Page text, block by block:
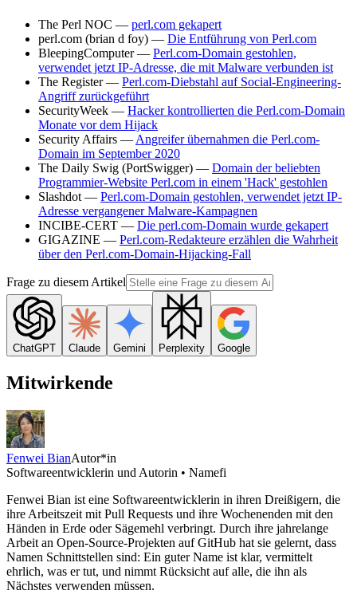
The Perl NOC — perl.com gekapert
perl.com (brian d foy) — Die Entführung von Perl.com
BleepingComputer — Perl.com-Domain gestohlen,
verwendet jetzt IP-Adresse, die mit Malware verbunden ist
The Register — Perl.com-Diebstahl auf Social-Engineering-
Angriff zurückgeführt
SecurityWeek — Hacker kontrollierten die Perl.com-Domain
Monate vor dem Hijack
Security Affairs — Angreifer übernahmen die Perl.com-
Domain im September 2020
The Daily Swig (PortSwigger) — Domain der beliebten
Programmier-Website Perl.com in einem 'Hack' gestohlen
Slashdot — Perl.com-Domain gestohlen, verwendet jetzt IP-
Adresse vergangener Malware-Kampagnen
INCIBE-CERT — Die perl.com-Domain wurde gekapert
GIGAZINE — Perl.com-Redakteure erzählen die Wahrheit
über den Perl.com-Domain-Hijacking-Fall
Frage zu diesem Artikel
ChatGPT Claude Gemini Perplexity Google
Mitwirkende
Fenwei BianAutor*in
Softwareentwicklerin und Autorin • Namefi
Fenwei Bian ist eine Softwareentwicklerin in ihren Dreißigern, die
ihre Arbeitszeit mit Pull Requests und ihre Wochenenden mit den
Händen in Erde oder Sägemehl verbringt. Durch ihre jahrelange
Arbeit an Open-Source-Projekten auf GitHub hat sie gelernt, dass
Namen Schnittstellen sind: Ein guter Name ist klar, vermittelt
ehrlich, was er tut, und nimmt Rücksicht auf alle, die ihn als
Nächstes verwenden müssen.